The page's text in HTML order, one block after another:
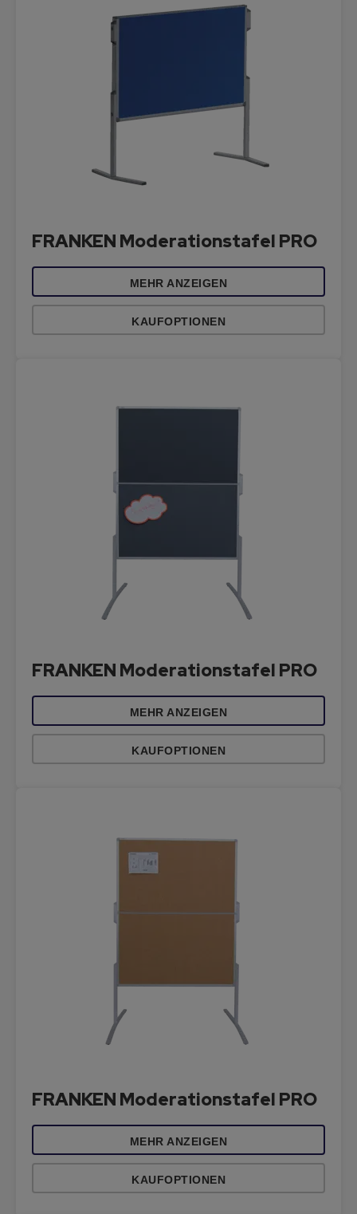
FRANKEN Moderationstafel PRO
MEHR ANZEIGEN
KAUFOPTIONEN
FRANKEN Moderationstafel PRO
MEHR ANZEIGEN
KAUFOPTIONEN
FRANKEN Moderationstafel PRO
MEHR ANZEIGEN
KAUFOPTIONEN